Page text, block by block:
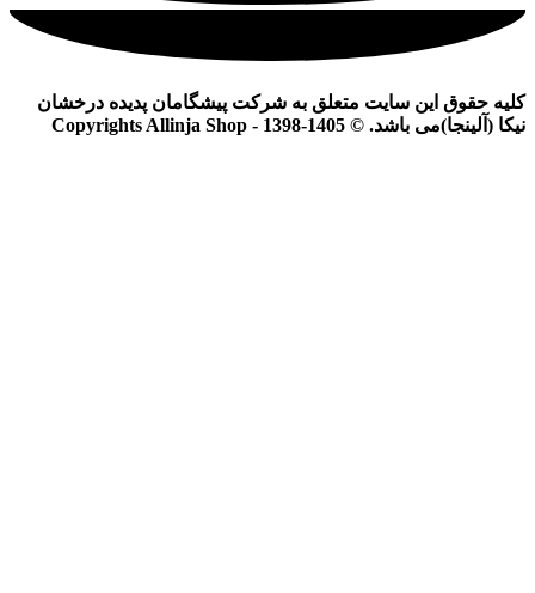
کلیه حقوق این سایت متعلق به شرکت پیشگامان پدیده درخشان
نیکا (آلینجا)می باشد. © Copyrights Allinja Shop - 1398-1405